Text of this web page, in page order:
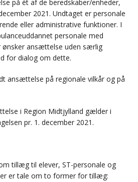
på ét af de beredskaber/enheder,
2021. Undtaget er personale
eller administrative funktioner. I
personale med
ønsker ansættelse uden særlig
for dialog om dette.
ansættelse på regionale vilkår og på
i Region Midtjylland gælder i
pr. 1. december 2021.
tillæg til elever, ST-personale og
er tale om to former for tillæg: